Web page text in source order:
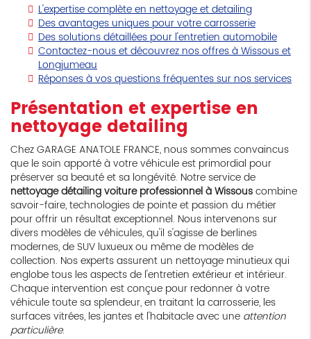
L'expertise complète en nettoyage et detailing
Des avantages uniques pour votre carrosserie
Des solutions détaillées pour l'entretien automobile
Contactez-nous et découvrez nos offres à Wissous et
Longjumeau
Réponses à vos questions fréquentes sur nos services
Présentation et expertise en
nettoyage detailing
Chez GARAGE ANATOLE FRANCE, nous sommes convaincus
que le soin apporté à votre véhicule est primordial pour
préserver sa beauté et sa longévité. Notre service de
nettoyage détailing voiture professionnel à Wissouscombine
savoir-faire, technologies de pointe et passion du métier
pour offrir un résultat exceptionnel. Nous intervenons sur
divers modèles de véhicules, qu'il s'agisse de berlines
modernes, de SUV luxueux ou même de modèles de
collection. Nos experts assurent un nettoyage minutieux qui
englobe tous les aspects de l'entretien extérieur et intérieur.
Chaque intervention est conçue pour redonner à votre
véhicule toute sa splendeur, en traitant la carrosserie, les
surfaces vitrées, les jantes et l'habitacle avec une attention
particulière.